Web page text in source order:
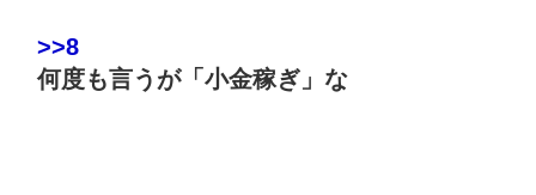
>>8
何度も言うが「小金稼ぎ」な